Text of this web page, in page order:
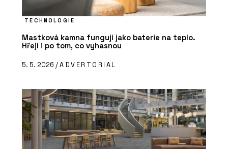
TECHNOLOGIE
Mastková kamna fungují jako baterie na teplo.
Hřejí i po tom, co vyhasnou
5. 5. 2026 /ADVERTORIAL